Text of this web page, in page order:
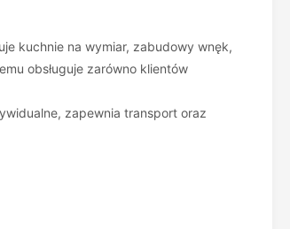
kuchnie na wymiar, zabudowy wnęk,
obsługuje zarówno klientów
zapewnia transport oraz